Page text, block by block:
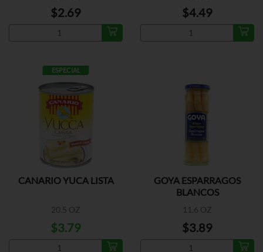
$2.69 $4.49
ESPECIAL
CANARIO YUCA LISTA
20.5 OZ
$3.79
GOYA ESPARRAGOS
BLANCOS
11.6 OZ
$3.89